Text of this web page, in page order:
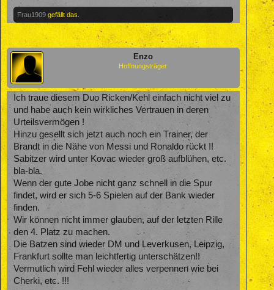
Frau1909 gefällt das.
Enzo
Hoffnungsträger
Ich traue diesem Duo Ricken/Kehl einfach nicht viel zu
und habe auch kein wirkliches Vertrauen in deren
Urteilsvermögen !
Hinzu gesellt sich jetzt auch noch ein Trainer, der
Brandt in die Nähe von Messi und Ronaldo rückt !!
Sabitzer wird unter Kovac wieder groß aufblühen, etc.
bla-bla.
Wenn der gute Jobe nicht ganz schnell in die Spur
findet, wird er sich 5-6 Spielen auf der Bank wieder
finden.
Wir können nicht immer glauben, auf der letzten Rille
den 4. Platz zu machen.
Die Batzen sind wieder DM und Leverkusen, Leipzig,
Frankfurt sollte man leichtfertig unterschätzen!!
Vermutlich wird Fehl wieder alles verpennen wie bei
Cherki, etc. !!!